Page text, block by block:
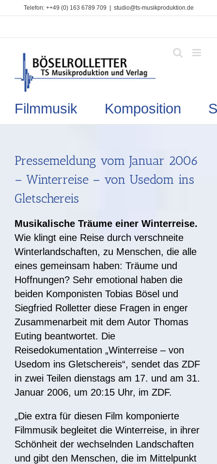
Telefon: ++49 (0) 163 6789 709 studio@ts-musikproduktion.de
Filmmusik Komposition
Pressemeldung vom Januar 2006
– Winterreise – von Usedom ins
Gletschereis
Musikalische Träume einer Winterreise.
Wie klingt eine Reise durch verschneite
Winterlandschaften, zu Menschen, die alle
eines gemeinsam haben: Träume und
Hoffnungen? Sehr emotional haben die
beiden Komponisten Tobias Bösel und
Siegfried Rolletter diese Fragen in enger
Zusammenarbeit mit dem Autor Thomas
Euting beantwortet. Die
Reisedokumentation „Winterreise – von
Usedom ins Gletschereis“, sendet das ZDF
in zwei Teilen dienstags am 17. und am 31.
Januar 2006, um 20:15 Uhr, im ZDF.
„Die extra für diesen Film komponierte
Filmmusik begleitet die Winterreise, in ihrer
Schönheit der wechselnden Landschaften
und gibt den Menschen, die im Mittelpunkt